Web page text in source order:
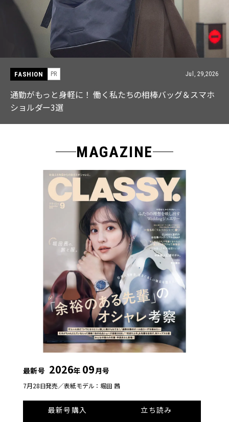
FASHION Jul, 29,2026
ネックレス1つで垢抜ける! 【LAH】の「ブレイド」シリ
ーズから待望の新作が登場
MAGAZINE
最新号 2026年 09月号
7月28日発売／表紙モデル：堀田 茜
最新号購入
立ち読み